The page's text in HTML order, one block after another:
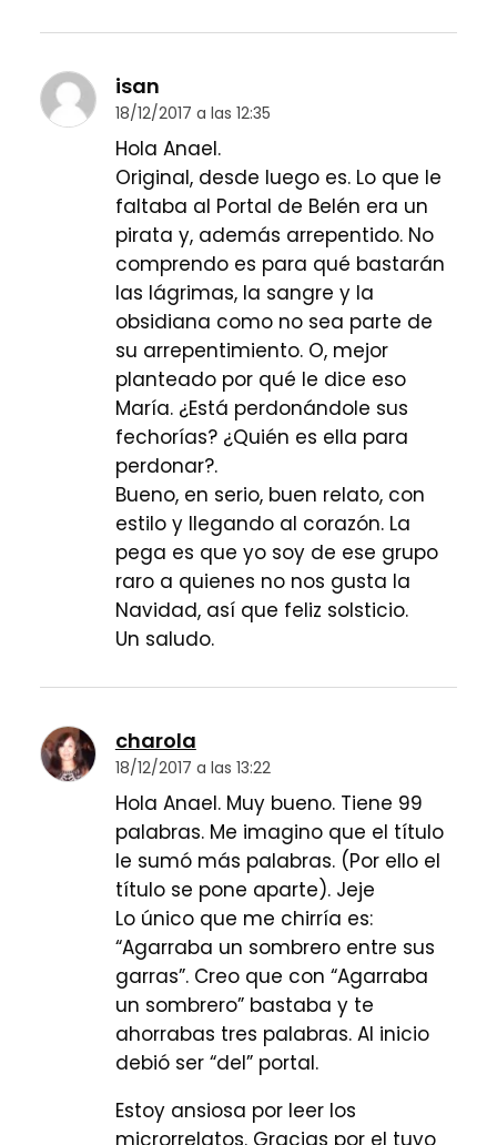
isan
18/12/2017 a las 12:35
Hola Anael.
Original, desde luego es. Lo que le
faltaba al Portal de Belén era un
pirata y, además arrepentido. No
comprendo es para qué bastarán
las lágrimas, la sangre y la
obsidiana como no sea parte de
su arrepentimiento. O, mejor
planteado por qué le dice eso
María. ¿Está perdonándole sus
fechorías? ¿Quién es ella para
perdonar?.
Bueno, en serio, buen relato, con
estilo y llegando al corazón. La
pega es que yo soy de ese grupo
raro a quienes no nos gusta la
Navidad, así que feliz solsticio.
Un saludo.
charola
18/12/2017 a las 13:22
Hola Anael. Muy bueno. Tiene 99
palabras. Me imagino que el título
le sumó más palabras. (Por ello el
título se pone aparte). Jeje
Lo único que me chirría es:
“Agarraba un sombrero entre sus
garras”. Creo que con “Agarraba
un sombrero” bastaba y te
ahorrabas tres palabras. Al inicio
debió ser “del” portal.
Estoy ansiosa por leer los